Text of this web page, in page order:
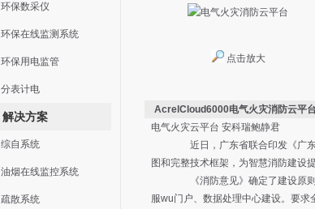
环保数采仪
环保在线监测系统
环保用电监管
分表计电
解决方案
综自系统
油烟在线监控系统
疏散系统
点击放大
AcrelCloud6000电气火灾消防云平台
电气火灾云平台 安科瑞鲍静君
近日，广东省联合印发《广东消
图和完整技术框架，为智慧消防建设
《消防意见》确定了建设原则。
服wu门户、数据处理中心建设。要求